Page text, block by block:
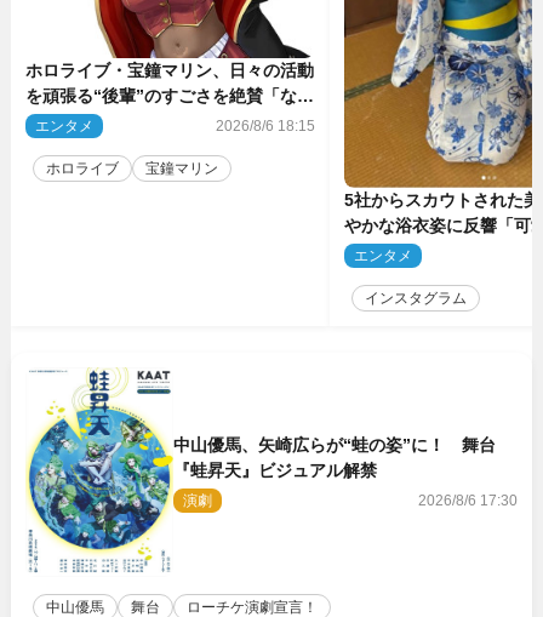
ホロライブ・宝鐘マリン、日々の活動
を頑張る“後輩”のすごさを絶賛「なろ
う系主人公まである」
エンタメ 2026/8/6 18:15
ホロライブ 宝鐘マリン
5社からスカウトされた
やかな浴衣姿に反響「可
ぅ」
エンタメ
インスタグラム
中山優馬、矢崎広らが“蛙の姿”に！ 舞台
『蛙昇天』ビジュアル解禁
演劇 2026/8/6 17:30
中山優馬 舞台 ローチケ演劇宣言！